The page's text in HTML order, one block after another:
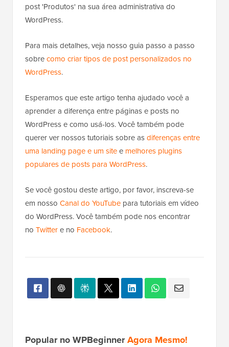
post 'Produtos' na sua área administrativa do
WordPress.
Para mais detalhes, veja nosso guia passo a passo
sobrecomo criar tipos de post personalizados no
WordPress.
Esperamos que este artigo tenha ajudado você a
aprender a diferença entre páginas e posts no
WordPress e como usá-los. Você também pode
querer ver nossos tutoriais sobre asdiferenças entre
uma landing page e um sitee melhores plugins
populares de posts para WordPress.
Se você gostou deste artigo, por favor, inscreva-se
em nosso Canal do YouTube para tutoriais em vídeo
do WordPress. Você também pode nos encontrar
no Twittere no Facebook.
Popular no WPBeginnerAgora Mesmo!